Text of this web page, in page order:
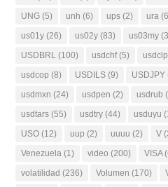
UNG (5) unh (6) ups (2) ura
us01y (26) us02y (83) us03my
USDBRL (100) usdchf(5) usdclp
usdcop (8) USDILS (9) USDJPY
usdmxn (24) usdpen (2) usdrub
usdtars (55) usdtry (44) usduyu
USO (12) uup (2) uuuu (2) V
Venezuela (1) video (200) VISA
volatilidad (236) Volumen (170)